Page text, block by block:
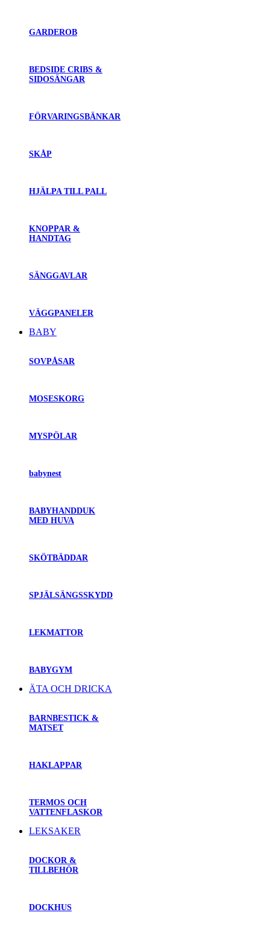
GARDEROB
BEDSIDE CRIBS &
SIDOSÄNGAR
FÖRVARINGSBÄNKAR
SKÅP
HJÄLPA TILL PALL
KNOPPAR &
HANDTAG
SÄNGGAVLAR
VÄGGPANELER
BABY
SOVPÅSAR
MOSESKORG
MYSPÖLAR
babynest
BABYHANDDUK
MED HUVA
SKÖTBÄDDAR
SPJÄLSÄNGSSKYDD
LEKMATTOR
BABYGYM
ÄTA OCH DRICKA
BARNBESTICK &
MATSET
HAKLAPPAR
TERMOS OCH
VATTENFLASKOR
LEKSAKER
DOCKOR &
TILLBEHÖR
DOCKHUS